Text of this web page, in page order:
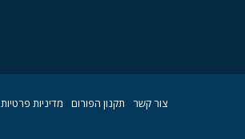
צור קשר תקנון הפורום מדיניות פרטיות